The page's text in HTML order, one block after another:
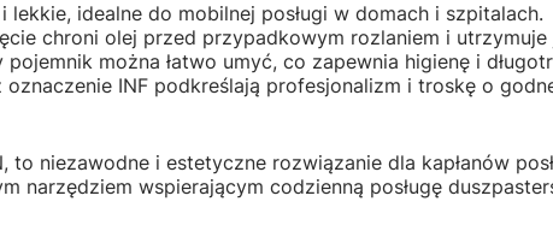
lekkie, idealne do mobilnej posługi w domach i szpitalach.
chroni olej przed przypadkowym rozlaniem i utrzymuje
można łatwo umyć, co zapewnia higienę i
INF podkreślają profesjonalizm i troskę o
niezawodne i estetyczne rozwiązanie dla kapłanów
narzędziem wspierającym codzienną posługę